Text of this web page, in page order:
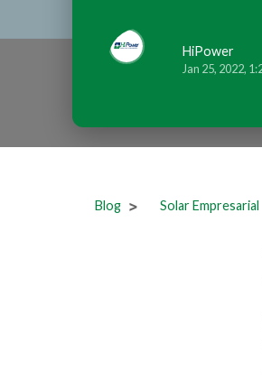
HiPower
Jan 25, 2022,
Blog Solar Empresarial